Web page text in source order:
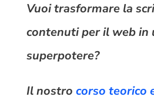
Vuoi trasformare la
contenuti per il web in
superpotere?
Il nostro corso teorico